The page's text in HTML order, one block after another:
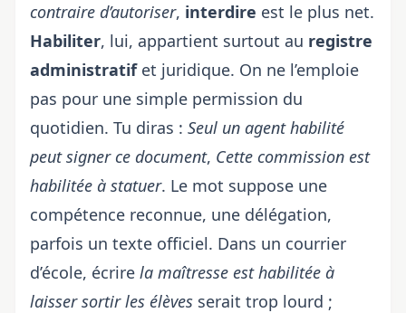
contraire d’autoriser, interdire est le plus net.
Habiliter, lui, appartient surtout au registre
administratifet juridique. On ne l’emploie
pas pour une simple permission du
quotidien. Tu diras : Seul un agent habilité
peut signer ce document, Cette commission est
habilitée à statuer. Le mot suppose une
compétence reconnue, une délégation,
parfois un texte officiel. Dans un courrier
d’école, écrire la maîtresse est habilitée à
laisser sortir les élèves serait trop lourd ;